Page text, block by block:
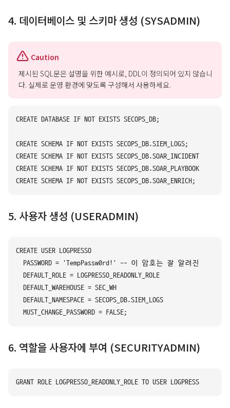
4. 데이터베이스 및 스키마 생성 (SYSADMIN)
Caution
제시된 SQL문은 설명을 위한 예시로, DDL이 정의되어 있지 않습니
다. 실제로 운영 환경에 맞도록 구성해서 사용하세요.
CREATE DATABASE IF NOT EXISTS SECOPS_DB;
CREATE SCHEMA IF NOT EXISTS SECOPS_DB.SIEM_LOGS;
CREATE SCHEMA IF NOT EXISTS SECOPS_DB.SOAR_INCIDENTS;
CREATE SCHEMA IF NOT EXISTS SECOPS_DB.SOAR_PLAYBOOKS;
5. 사용자 생성 (USERADMIN)
CREATE USER LOGPRESSO
PASSWORD = 'TempPassw0rd!' -- 이 암호는 잘 알려진 암호이
  DEFAULT_ROLE = LOGPRESSO_READONLY_ROLE
  DEFAULT_WAREHOUSE = SEC_WH
  DEFAULT_NAMESPACE = SECOPS_DB.SIEM_LOGS
6. 역할을 사용자에 부여 (SECURITYADMIN)